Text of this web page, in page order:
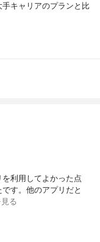
キャリアのプランと比
利用してよかった点
す。他のアプリだと
る